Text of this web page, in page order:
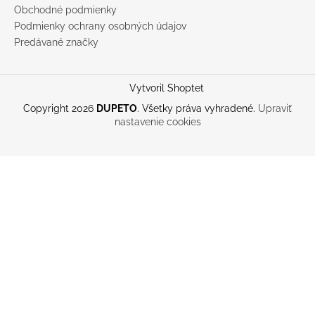
Obchodné podmienky
Podmienky ochrany osobných údajov
Predávané značky
Vytvoril Shoptet
Copyright 2026 DUPETO. Všetky práva vyhradené. Upraviť
nastavenie cookies